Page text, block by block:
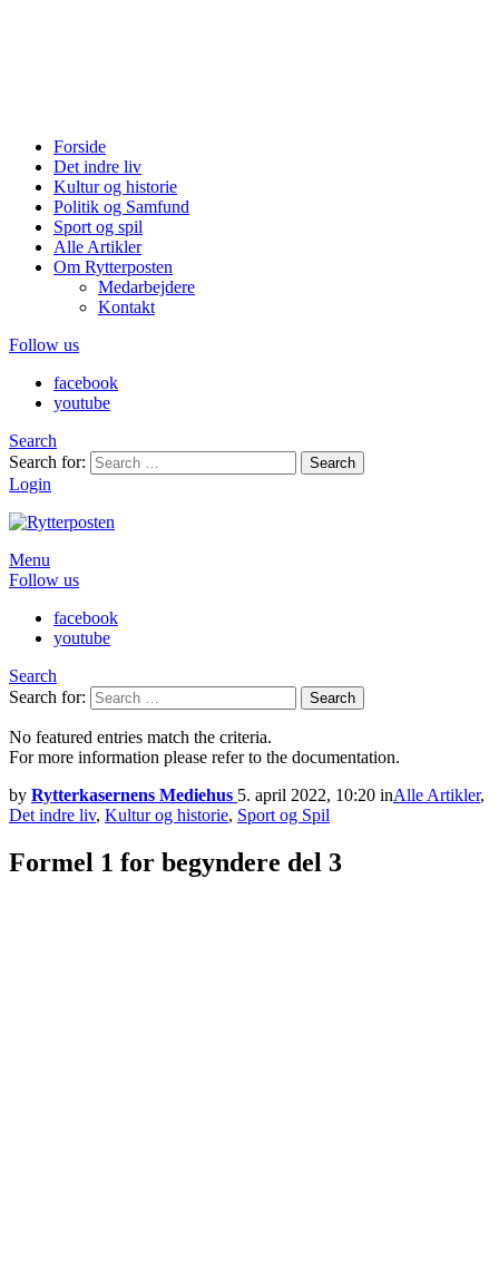
Forside
Det indre liv
Kultur og historie
Politik og Samfund
Sport og spil
Alle Artikler
Om Rytterposten
Medarbejdere
Kontakt
Follow us
facebook
youtube
Search
Search for:
Search
Login
Menu
Follow us
facebook
youtube
Search
Search for:
Search
No featured entries match the criteria.
For more information please refer to the documentation.
by Rytterkasernens Mediehus 5. april 2022, 10:20 inAlle Artikler,
Det indre liv, Kultur og historie, Sport og Spil
Formel 1 for begyndere del 3